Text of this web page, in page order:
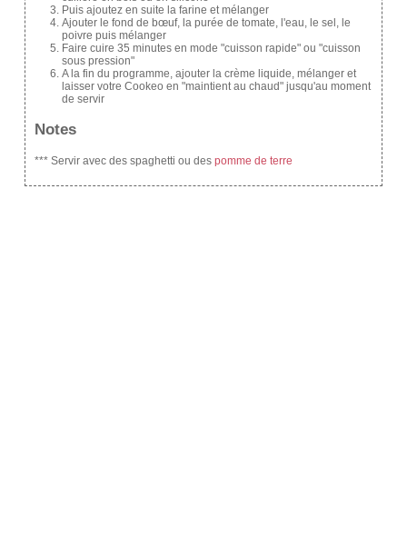
Puis ajoutez en suite la farine et mélanger
Ajouter le fond de bœuf, la purée de tomate, l'eau, le sel, le
poivre puis mélanger
Faire cuire 35 minutes en mode "cuisson rapide" ou "cuisson
sous pression"
A la fin du programme, ajouter la crème liquide, mélanger et
laisser votre Cookeo en "maintient au chaud" jusqu'au moment
de servir
Notes
*** Servir avec des spaghetti ou des pomme de terre